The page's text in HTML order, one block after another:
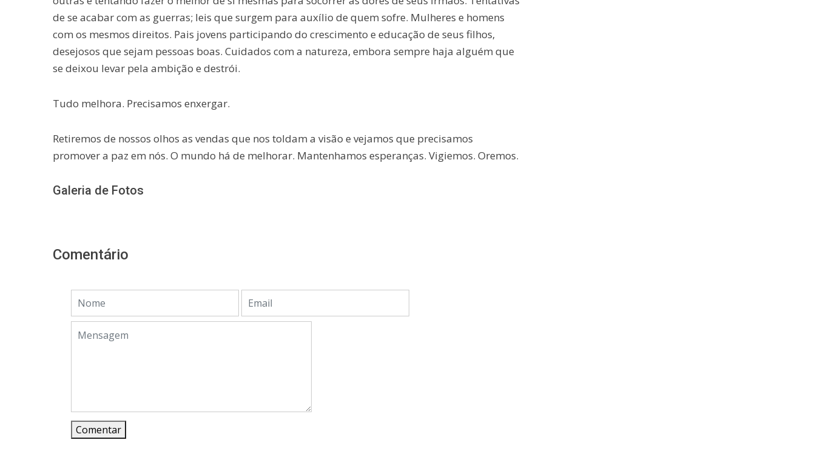
de se acabar com as guerras; leis que surgem para auxílio de quem sofre. Mulheres e homens
com os mesmos direitos. Pais jovens participando do crescimento e educação de seus filhos,
desejosos que sejam pessoas boas. Cuidados com a natureza, embora sempre haja alguém que
se deixou levar pela ambição e destrói.
Tudo melhora. Precisamos enxergar.
Retiremos de nossos olhos as vendas que nos toldam a visão e vejamos que precisamos
promover a paz em nós. O mundo há de melhorar. Mantenhamos esperanças. Vigiemos. Oremos.
Galeria de Fotos
Comentário
Comentar